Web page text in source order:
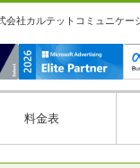
社カルテットコミュニケ
料金表